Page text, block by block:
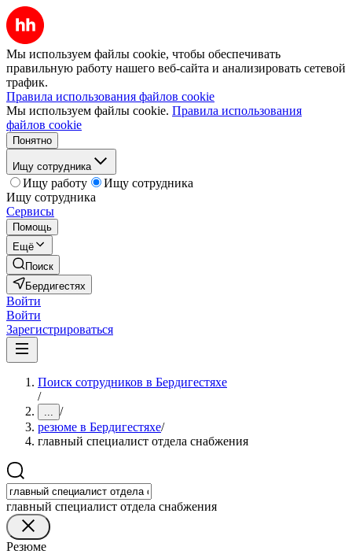
Мы используем файлы cookie, чтобы обеспечивать
правильную работу нашего веб-сайта и анализировать сетевой
трафик.
Правила использования файлов cookie
Мы используем файлы cookie. Правила использования
файлов cookie
Понятно
Ищу сотрудника
Ищу работу
Ищу сотрудника
Ищу сотрудника
Сервисы
Помощь
Ещё
Поиск
Бердигестях
Войти
Войти
Зарегистрироваться
Поиск сотрудников в Бердигестяхе
/
... /
резюме в Бердигестяхе/
главный специалист отдела снабжения
главный специалист отдела снабжения
Резюме